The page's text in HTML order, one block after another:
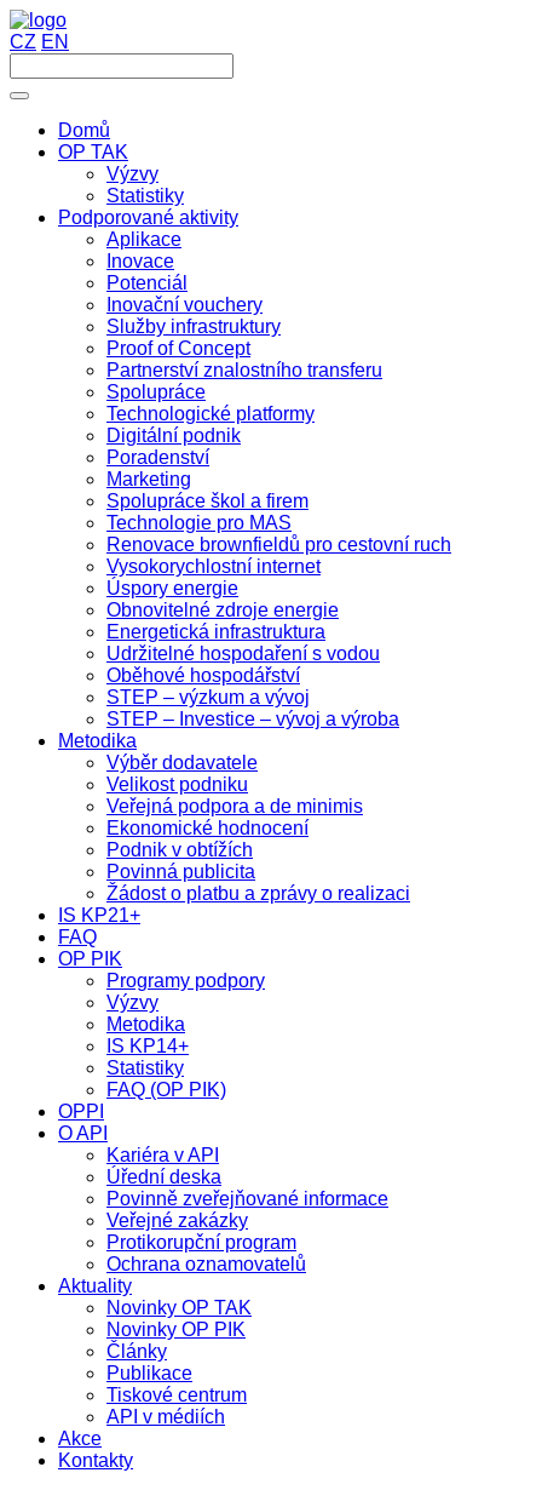
CZ EN
Domů
OP TAK
Výzvy
Statistiky
Podporované aktivity
Aplikace
Inovace
Potenciál
Inovační vouchery
Služby infrastruktury
Proof of Concept
Partnerství znalostního transferu
Spolupráce
Technologické platformy
Digitální podnik
Poradenství
Marketing
Spolupráce škol a firem
Technologie pro MAS
Renovace brownfieldů pro cestovní ruch
Vysokorychlostní internet
Úspory energie
Obnovitelné zdroje energie
Energetická infrastruktura
Udržitelné hospodaření s vodou
Oběhové hospodářství
STEP – výzkum a vývoj
STEP – Investice – vývoj a výroba
Metodika
Výběr dodavatele
Velikost podniku
Veřejná podpora a de minimis
Ekonomické hodnocení
Podnik v obtížích
Povinná publicita
Žádost o platbu a zprávy o realizaci
IS KP21+
FAQ
OP PIK
Programy podpory
Výzvy
Metodika
IS KP14+
Statistiky
FAQ (OP PIK)
OPPI
O API
Kariéra v API
Úřední deska
Povinně zveřejňované informace
Veřejné zakázky
Protikorupční program
Ochrana oznamovatelů
Aktuality
Novinky OP TAK
Novinky OP PIK
Články
Publikace
Tiskové centrum
API v médiích
Akce
Kontakty